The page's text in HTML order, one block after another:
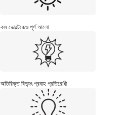
কম ভোল্টেজেও পূর্ণ আলো
অতিরিক্ত বিদ্যুৎ প্রবাহ প্রতিরোধী